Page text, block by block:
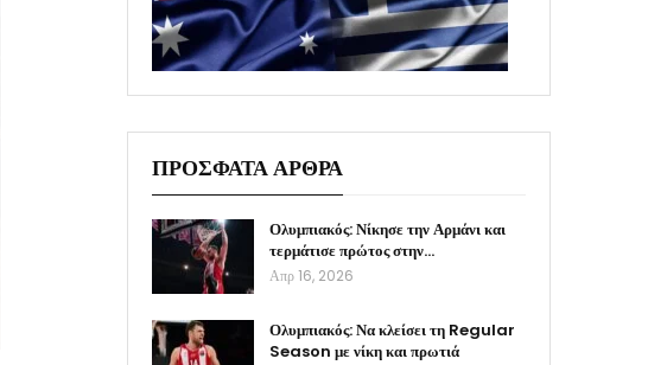
ΠΡΟΣΦΑΤΑ ΑΡΘΡΑ
Ολυμπιακός: Νίκησε την Αρμάνι και
τερμάτισε πρώτος στην…
Απρ 16, 2026
Ολυμπιακός: Να κλείσει τη Regular
Season με νίκη και πρωτιά